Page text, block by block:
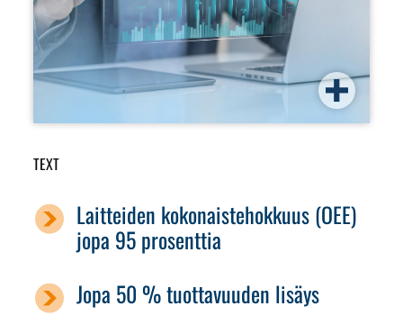
TEXT
Laitteiden kokonaistehokkuus (OEE)
jopa 95 prosenttia
Jopa 50 % tuottavuuden lisäys